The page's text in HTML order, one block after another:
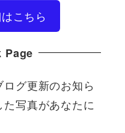
こちら
Page
ログ更新のお知ら
写真があなたに